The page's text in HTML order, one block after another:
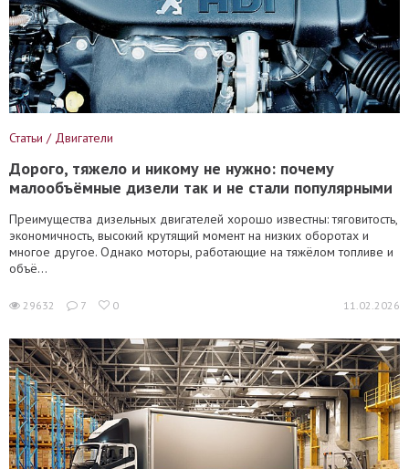
Статьи / Двигатели
Дорого, тяжело и никому не нужно: почему
малообъёмные дизели так и не стали популярными
Преимущества дизельных двигателей хорошо известны: тяговитость,
экономичность, высокий крутящий момент на низких оборотах и
многое другое. Однако моторы, работающие на тяжёлом топливе и
объё...
29632 7 0 11.02.2026